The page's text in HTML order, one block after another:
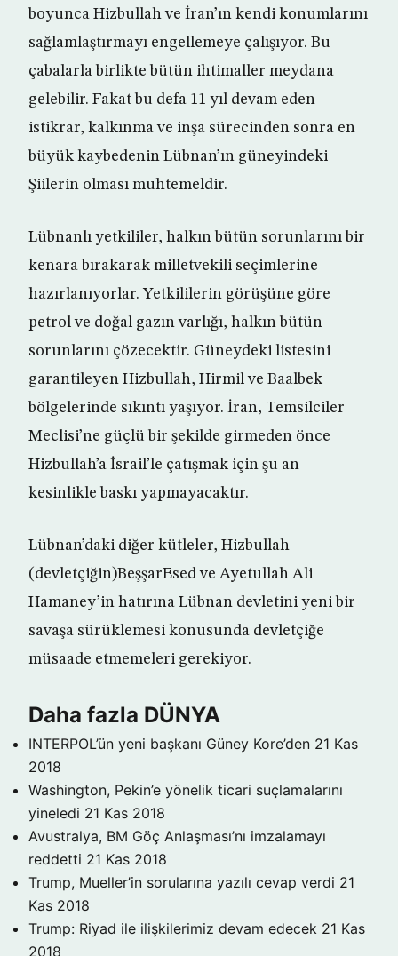
boyunca Hizbullah ve İran’ın kendi konumlarını
sağlamlaştırmayı engellemeye çalışıyor. Bu
çabalarla birlikte bütün ihtimaller meydana
gelebilir. Fakat bu defa 11 yıl devam eden
istikrar, kalkınma ve inşa sürecinden sonra en
büyük kaybedenin Lübnan’ın güneyindeki
Şiilerin olması muhtemeldir.
Lübnanlı yetkililer, halkın bütün sorunlarını bir
kenara bırakarak milletvekili seçimlerine
hazırlanıyorlar. Yetkililerin görüşüne göre
petrol ve doğal gazın varlığı, halkın bütün
sorunlarını çözecektir. Güneydeki listesini
garantileyen Hizbullah, Hirmil ve Baalbek
bölgelerinde sıkıntı yaşıyor. İran, Temsilciler
Meclisi’ne güçlü bir şekilde girmeden önce
Hizbullah’a İsrail’le çatışmak için şu an
kesinlikle baskı yapmayacaktır.
Lübnan’daki diğer kütleler, Hizbullah
(devletçiğin)BeşşarEsed ve Ayetullah Ali
Hamaney’in hatırına Lübnan devletini yeni bir
savaşa sürüklemesi konusunda devletçiğe
müsaade etmemeleri gerekiyor.
Daha fazla DÜNYA
INTERPOL’ün yeni başkanı Güney Kore’den 21 Kas
2018
Washington, Pekin’e yönelik ticari suçlamalarını
yineledi 21 Kas 2018
Avustralya, BM Göç Anlaşması’nı imzalamayı
reddetti 21 Kas 2018
Trump, Mueller’in sorularına yazılı cevap verdi 21
Kas 2018
Trump: Riyad ile ilişkilerimiz devam edecek 21 Kas
2018